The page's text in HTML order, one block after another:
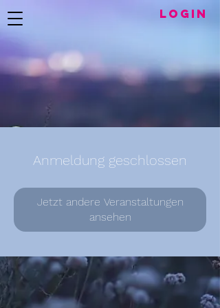
LogIN
Anmeldung geschlossen
Jetzt andere Veranstaltungen
ansehen